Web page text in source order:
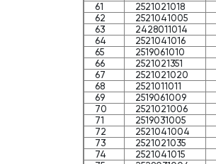
61
2521021018
62
2521041005
63
2428011014
64
2521041016
65
2519061010
66
2521021351
67
2521021020
68
2521011011
69
2519061009
70
2521021006
71
2519031005
72
2521041004
73
2521021035
74
2521041015